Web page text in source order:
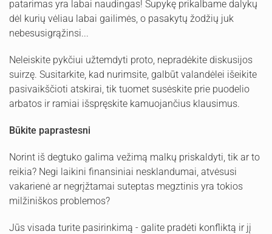
patarimas yra labai naudingas! Supykę prikalbame dalykų
dėl kurių vėliau labai gailimės, o pasakytų žodžių juk
nebesusigrąžinsi...
Neleiskite pykčiui užtemdyti proto, nepradėkite diskusijos
suirzę. Susitarkite, kad nurimsite, galbūt valandėlei išeikite
pasivaikščioti atskirai, tik tuomet susėskite prie puodelio
arbatos ir ramiai išspręskite kamuojančius klausimus.
Būkite paprastesni
Norint iš degtuko galima vežimą malkų priskaldyti, tik ar to
reikia? Negi laikini finansiniai nesklandumai, atvėsusi
vakarienė ar negrįžtamai suteptas megztinis yra tokios
milžiniškos problemos?
Jūs visada turite pasirinkimą - galite pradėti konfliktą ir jį